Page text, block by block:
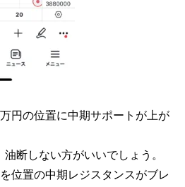
円の位置に中期サポートが上が
断しない方がいいでしょう。
位置の中期レジスタンスがブレ